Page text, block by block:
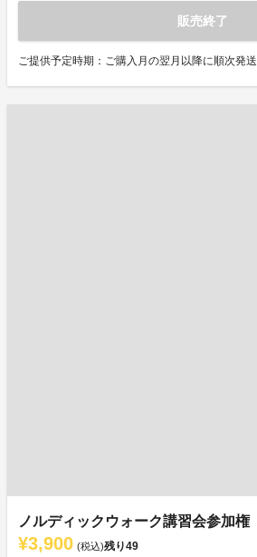
販売終了
ご提供予定時期：ご購入月の翌月以降に順次発送
ノルディックウォーク講習会参加権
¥3,900 (税込)残り49